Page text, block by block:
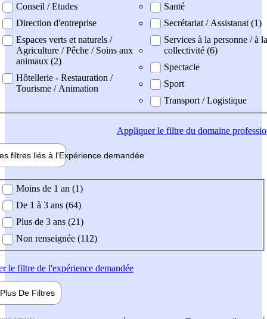
Conseil / Etudes
Direction d'entreprise
Espaces verts et naturels /
Agriculture / Pêche / Soins aux
animaux (2)
Hôtellerie - Restauration /
Tourisme / Animation
Santé
Secrétariat / Assistanat (1)
Services à la personne / à la
collectivité (6)
Spectacle
Sport
Transport / Logistique
Appliquerle filtre du domaine
filtres liés à l'Expérience demandée
demandée
Moins de 1 an (1)
De 1 à 3 ans (64)
Plus de 3 ans (21)
Non renseignée (112)
le filtre de l'expérience demandée
Plus De Filtres